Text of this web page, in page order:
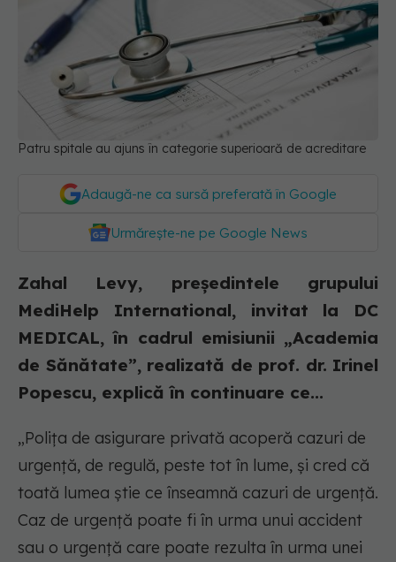
Patru spitale au ajuns în categorie superioară de acreditare
Adaugă-ne ca sursă preferată în Google
Urmărește-ne pe Google News
Zahal Levy, președintele grupului
MediHelp International, invitat la DC
MEDICAL, în cadrul emisiunii „Academia
de Sănătate”, realizată de prof. dr. Irinel
Popescu, explică în continuare ce...
„Polița de asigurare privată acoperă cazuri de
urgență, de regulă, peste tot în lume, și cred că
toată lumea știe ce înseamnă cazuri de urgență.
Caz de urgență poate fi în urma unui accident
sau o urgență care poate rezulta în urma unei